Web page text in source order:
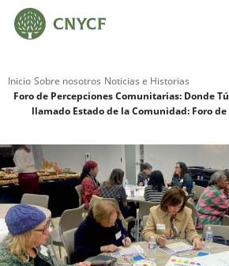
Inicio Sobre nosotros Noticias e Historias
Foro de Percepciones Comunitarias: Donde
llamado Estado de la Comunidad: Foro